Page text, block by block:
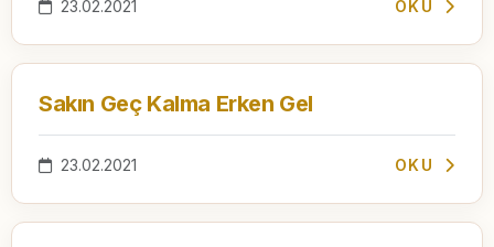
23.02.2021 OKU
Sakın Geç Kalma Erken Gel
23.02.2021 OKU